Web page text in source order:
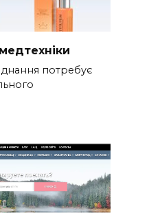
потребує